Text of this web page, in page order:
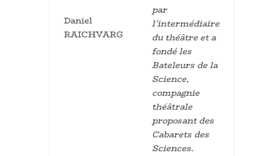
Daniel
RAICHVARG
par
l’intermédiaire
du théâtre et a
fondé les
Bateleurs de la
Science,
compagnie
théâtrale
proposant des
Cabarets des
Sciences.